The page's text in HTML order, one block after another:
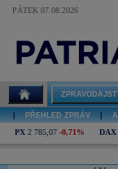
PÁTEK 07.08.2026
PŘEHLED ZPRÁV
PX 2 785,07 -0,71% DAX